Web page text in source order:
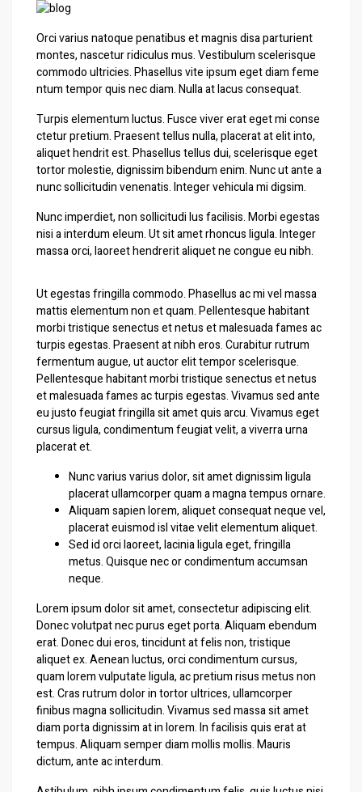
Orci varius natoque penatibus et magnis disa parturient
montes, nascetur ridiculus mus. Vestibulum scelerisque
commodo ultricies. Phasellus vite ipsum eget diam feme
ntum tempor quis nec diam. Nulla at lacus consequat.
Turpis elementum luctus. Fusce viver erat eget mi conse
ctetur pretium. Praesent tellus nulla, placerat at elit into,
aliquet hendrit est. Phasellus tellus dui, scelerisque eget
tortor molestie, dignissim bibendum enim. Nunc ut ante a
nunc sollicitudin venenatis. Integer vehicula mi digsim.
Nunc imperdiet, non sollicitudi lus facilisis. Morbi egestas
nisi a interdum eleum. Ut sit amet rhoncus ligula. Integer
massa orci, laoreet hendrerit aliquet ne congue eu nibh.
Ut egestas fringilla commodo. Phasellus ac mi vel massa
mattis elementum non et quam. Pellentesque habitant
morbi tristique senectus et netus et malesuada fames ac
turpis egestas. Praesent at nibh eros. Curabitur rutrum
fermentum augue, ut auctor elit tempor scelerisque.
Pellentesque habitant morbi tristique senectus et netus
et malesuada fames ac turpis egestas. Vivamus sed ante
eu justo feugiat fringilla sit amet quis arcu. Vivamus eget
cursus ligula, condimentum feugiat velit, a viverra urna
placerat et.
Nunc varius varius dolor, sit amet dignissim ligula
placerat ullamcorper quam a magna tempus ornare.
Aliquam sapien lorem, aliquet consequat neque vel,
placerat euismod isl vitae velit elementum aliquet.
Sed id orci laoreet, lacinia ligula eget, fringilla
metus. Quisque nec or condimentum accumsan
neque.
Lorem ipsum dolor sit amet, consectetur adipiscing elit.
Donec volutpat nec purus eget porta. Aliquam ebendum
erat. Donec dui eros, tincidunt at felis non, tristique
aliquet ex. Aenean luctus, orci condimentum cursus,
quam lorem vulputate ligula, ac pretium risus metus non
est. Cras rutrum dolor in tortor ultrices, ullamcorper
finibus magna sollicitudin. Vivamus sed massa sit amet
diam porta dignissim at in lorem. In facilisis quis erat at
tempus. Aliquam semper diam mollis mollis. Mauris
dictum, ante ac interdum.